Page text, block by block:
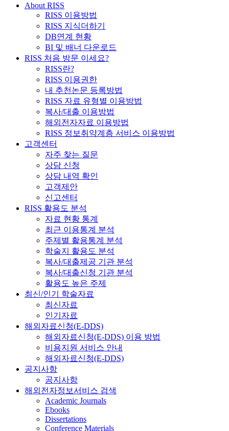
About RISS
RISS 이용방법
RISS 지식더하기
DB연계 현황
BI 및 배너 다운로드
RISS 처음 방문 이세요?
RISS란?
RISS 이용권한
내 추천논문 등록방법
RISS 자료 유형별 이용방법
복사/대출 이용방법
해외전자자료 이용방법
RISS 정보취약계층 서비스 이용방법
고객센터
자주 찾는 질문
상담 신청
상담 내역 확인
고객제안
신고센터
RISS 활용도 분석
자료 현황 통계
최근 이용통계 분석
주제별 활용통계 분석
학술지 활용도 분석
복사/대출제공 기관 분석
복사/대출신청 기관 분석
활용도 높은 주제
최신/인기 학술자료
최신자료
인기자료
해외자료신청(E-DDS)
해외자료신청(E-DDS) 이용 방법
비용지원 서비스 안내
해외자료신청(E-DDS)
공지사항
공지사항
해외전자정보서비스 검색
Academic Journals
Ebooks
Dissertations
Conference Materials